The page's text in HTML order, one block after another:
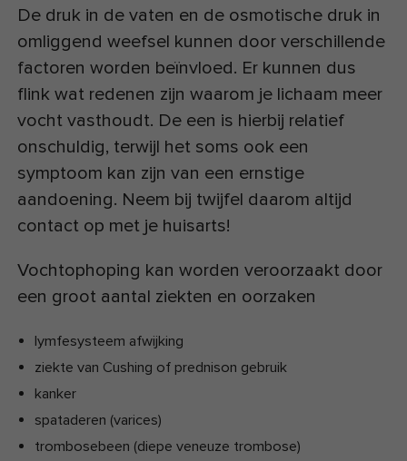
De druk in de vaten en de osmotische druk in
omliggend weefsel kunnen door verschillende
factoren worden beïnvloed. Er kunnen dus
flink wat redenen zijn waarom je lichaam meer
vocht vasthoudt. De een is hierbij relatief
onschuldig, terwijl het soms ook een
symptoom kan zijn van een ernstige
aandoening. Neem bij twijfel daarom altijd
contact op met je huisarts!
Vochtophoping kan worden veroorzaakt door
een groot aantal ziekten en oorzaken
lymfesysteem afwijking
ziekte van Cushing of prednison gebruik
kanker
spataderen (varices)
trombosebeen (diepe veneuze trombose)